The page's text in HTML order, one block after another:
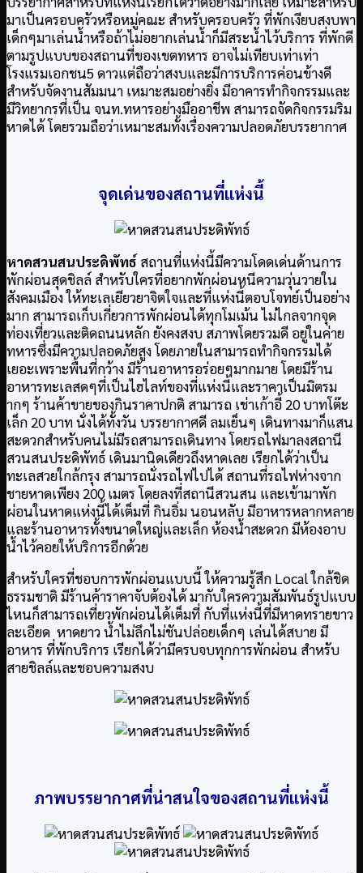
มาเป็นครอบครัวหรือหมู่คณะ สำหรับครอบครัว ที่พักเงียบสงบพา
เด็กๆมาเล่นน้ำหรือถ้าไม่อยากเล่นน้ำก็มีสระน้ำไว้บริการ ที่พักดี
ตามรูปแบบของสถานที่ของเขตทหาร อาจไม่เทียบเท่าเท่า
โรงแรมเอกชน5 ดาวแต่ถือว่าสงบและมีการบริการค่อนข้างดี
สำหรับจัดงานสัมมนา เหมาะสมอย่างยิ่ง มีอาคารทำกิจกรรมและ
มีวิทยากรที่เป็น จนท.ทหารอย่างมืออาชีพ สามารถจัดกิจกรรมริม
หาดได้ โดยรวมถือว่าเหมาะสมทั้งเรื่องความปลอดภัยบรรยากาศ
จุดเด่นของสถานที่แห่งนี้
หาดสวนสนประดิพัทธ์ สถานที่แห่งนี้มีความโดดเด่นด้านการ
พักผ่อนสุดชิลล์ สำหรับใครที่อยากพักผ่อนหนีความวุ่นวายใน
สังคมเมือง ให้ทะเลเยียวยาจิตใจและที่แห่งนี้ตอบโจทย์เป็นอย่าง
มาก สามารถเก็บเกี่ยวการพักผ่อนได้ทุกโมเม้น ไม่ไกลจากจุด
ท่องเที่ยวและติดถนนหลัก ยังคงสงบ สภาพโดยรวมดี อยู่ในค่าย
ทหารซึ่งมีความปลอดภัยสูง โดยภายในสามารถทำกิจกรรมได้
เยอะเพราะพื้นที่กว้าง มีร้านอาหารอร่อยๆมากมาย โดยมีร้าน
อาหารทะเลสดๆที่เป็นไฮไลท์ของที่แห่งนี้และราคาเป็นมิตรม
ากๆ ร้านค้าขายของกินราคาปกติ สามารถ เช่าเก้าอี้ 20 บาทโต๊ะ
เล็ก 20 บาท นั่งได้ทั้งวัน บรรยากาศดี ลมเย็นๆ เดินทางมาก็แสน
สะดวกสำหรับคนไม่มีรถสามารถเดินทาง โดยรถไฟมาลงสถานี
สวนสนประดิพัทธ์ เดินมานิดเดียวถึงหาดเลย เรียกได้ว่าเป็น
ทะเลสวยใกล้กรุง สามารถนั่งรถไฟไปได้ สถานที่รถไฟห่างจาก
ชายหาดเพียง 200 เมตร โดยลงที่สถานีสวนสน และเข้ามาพัก
ผ่อนในหาดแห่งนี้ได้เต็มที่ กินอิ่ม นอนหลับ มีอาหารหลากหลาย
และร้านอาหารทั้งขนาดใหญ่และเล็ก ห้องน้ำสะดวก มีห้องอาบ
น้ำไว้คอยให้บริการอีกด้วย
สำหรับใครที่ชอบการพักผ่อนแบบนี้ ให้ความรู้สึก Local ใกล้ชิด
ธรรมชาติ มีร้านค้าราคาจับต้องได้ มากับใครความสัมพันธ์รูปแบบ
ไหนก็สามารถเที่ยวพักผ่อนได้เต็มที่ กับที่แห่งนี้ที่มีหาดทรายขาว
ละเอียด หาดยาว น้ำไม่ลึกไม่ชันปล่อยเด็กๆ เล่นได้สบาย มี
อาหาร ที่พักบริการ เรียกได้ว่ามีครบจบทุกการพักผ่อน สำหรับ
สายชิลล์และชอบความสงบ
ภาพบรรยากาศที่น่าสนใจของสถานที่แห่งนี้